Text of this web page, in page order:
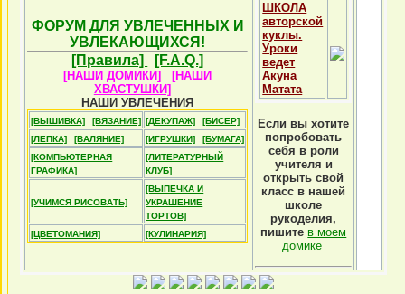
ФОРУМ ДЛЯ УВЛЕЧЕННЫХ И
УВЛЕКАЮЩИХСЯ!
[Правила]
[F.A.Q.]
[НАШИ ДОМИКИ]
[НАШИ
ХВАСТУШКИ]
НАШИ УВЛЕЧЕНИЯ
[ВЫШИВКА] [ВЯЗАНИЕ] [ДЕКУПАЖ]
[БИСЕР]
[ЛЕПКА]
[ВАЛЯНИЕ] [ИГРУШКИ]
[БУМАГА]
[КОМПЬЮТЕРНАЯ
ГРАФИКА]
[ЛИТЕРАТУРНЫЙ
КЛУБ]
[УЧИМСЯ РИСОВАТЬ]
[ВЫПЕЧКА И
УКРАШЕНИЕ
ТОРТОВ]
[ЦВЕТОМАНИЯ]
[КУЛИНАРИЯ]
ШКОЛА
авторской
куклы.
Уроки
ведет
Акуна
Матата
Если вы хотите
попробовать
себя в роли
учителя и
открыть свой
класс в нашей
школе
рукоделия,
пишите в моем
домике